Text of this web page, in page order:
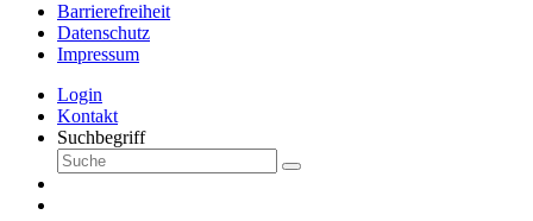
Barrierefreiheit
Datenschutz
Impressum
Login
Kontakt
Suchbegriff